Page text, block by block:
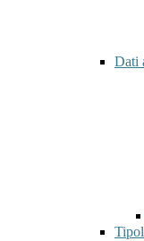
Dati